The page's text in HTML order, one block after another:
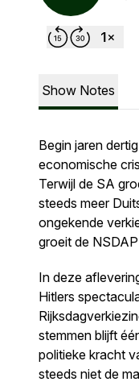
Show Notes
Begin jaren
economische
Terwijl de SA
steeds meer
ongekende
groeit de
In deze
Hitlers
stemmen blijft
politieke kracht
steeds niet de